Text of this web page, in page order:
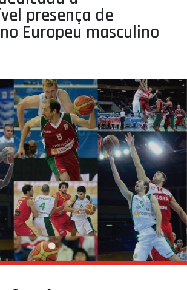
MASCULINA
FEMININA
presença de
Europeu masculino